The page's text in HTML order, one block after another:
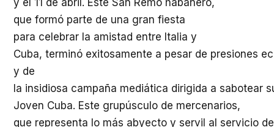
y el 11 de abril. Este San Remo habanero,
que formó parte de una gran fiesta
para celebrar la amistad entre Italia y
Cuba, terminó exitosamente a pesar de presiones
y de
la insidiosa campaña mediática dirigida a sabotear
Joven Cuba. Este grupúsculo de mercenarios,
que representa lo más abyecto y servil al servicio